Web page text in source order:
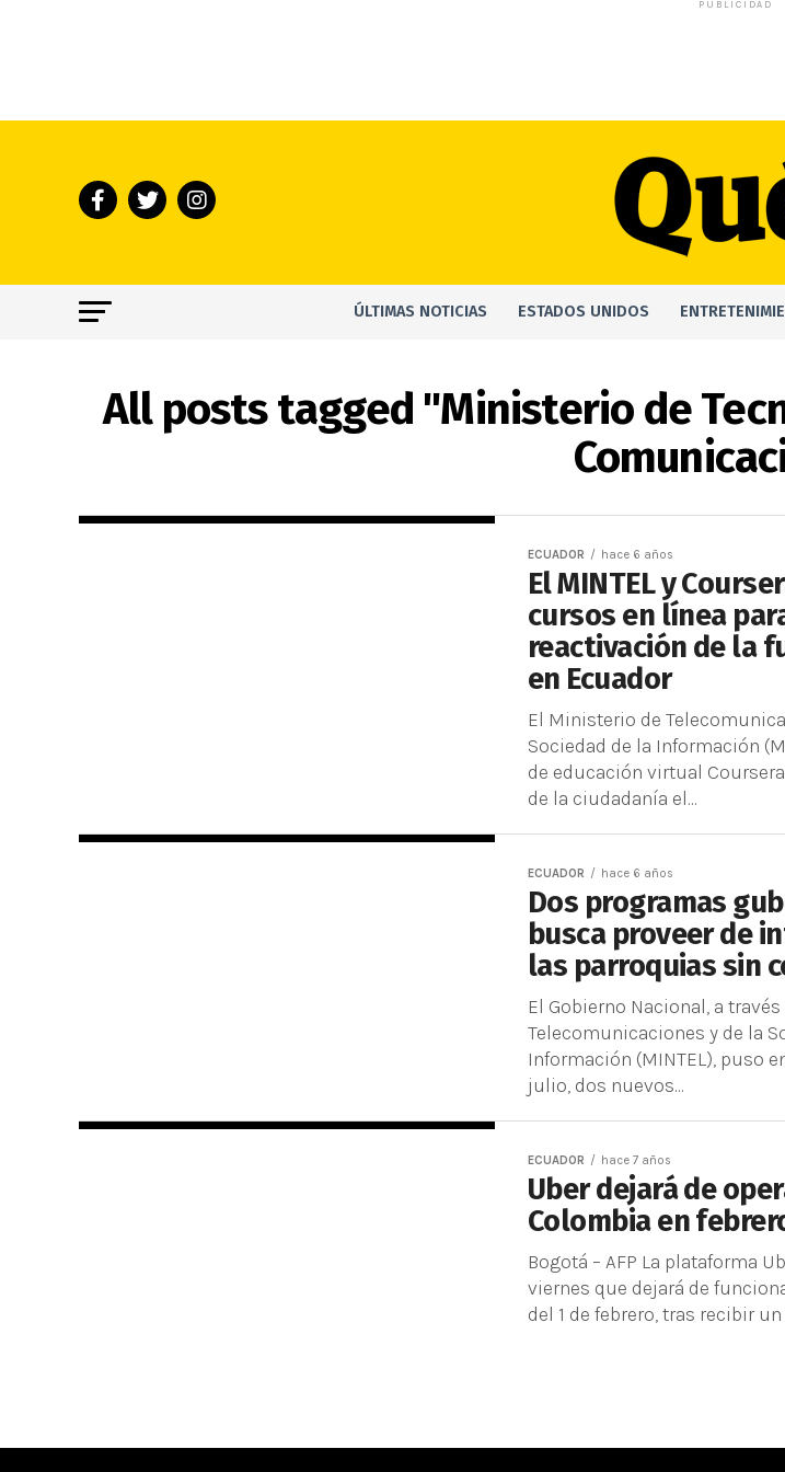
PUBLICIDAD
ÚLTIMAS NOTICIAS ESTADOS UNIDOS
All posts tagged "Ministerio de
ECUADOR hace 6 años
El MINTEL y
cursos en línea
reactivación de la
en Ecuador
El Ministerio de
Sociedad de la Información
de educación virtual
de la ciudadanía el...
ECUADOR hace 6 años
Dos programas
busca proveer de
las parroquias sin
El Gobierno Nacional, a
Telecomunicaciones y de la
Información (MINTEL), puso
julio, dos nuevos...
ECUADOR hace 7 años
Uber dejará de
Colombia en
Bogotá – AFP La plataforma
viernes que dejará de
del 1 de febrero, tras recibir un